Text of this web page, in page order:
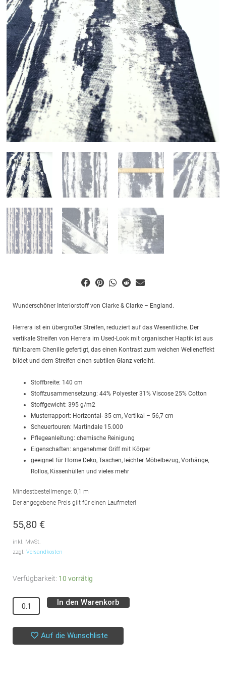
Wunderschöner Interiorstoff von Clarke & Clarke – England.
Herrera ist ein übergroßer Streifen, reduziert auf das Wesentliche. Der
vertikale Streifen von Herrera im Used-Look mit organischer Haptik ist aus
fühlbarem Chenille gefertigt, das einen Kontrast zum weichen Welleneffekt
bildet und dem Streifen einen subtilen Glanz verleiht.
Stoffbreite: 140 cm
Stoffzusammensetzung: 44% Polyester 31% Viscose 25% Cotton
Stoffgewicht: 395 g/m2
Musterrapport: Horizontal- 35 cm, Vertikal – 56,7 cm
Scheuertouren: Martindale 15.000
Pflegeanleitung: chemische Reinigung
Eigenschaften: angenehmer Griff mit Körper
geeignet für Home Deko, Taschen, leichter Möbelbezug, Vorhänge,
Rollos, Kissenhüllen und vieles mehr
Mindestbestellmenge: 0,1 m
Der angegebene Preis gilt für einen Laufmeter!
55,80 €
inkl. MwSt.
zzgl. Versandkosten
Verfügbarkeit: 10 vorrätig
Dekostoff
Möbelstoff
//
Herrera
//
In den Warenkorb
Auf die Wunschliste